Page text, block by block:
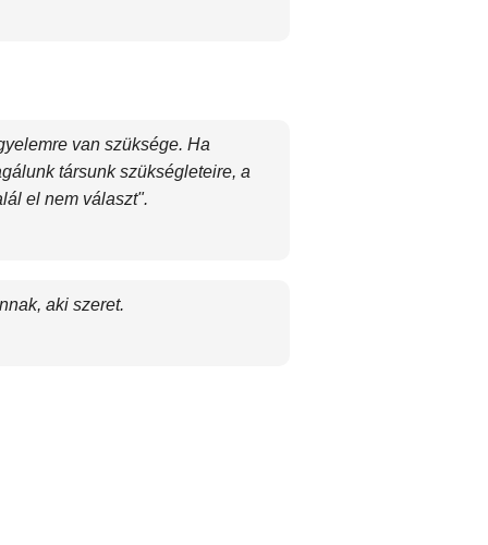
van szüksége. Ha
társunk szükségleteire, a
el nem választ".
aki szeret.